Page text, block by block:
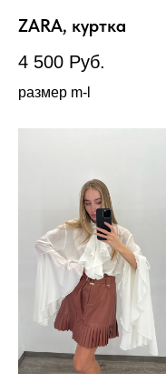
ZARA, куртка
4 500 Руб.
размер m-l